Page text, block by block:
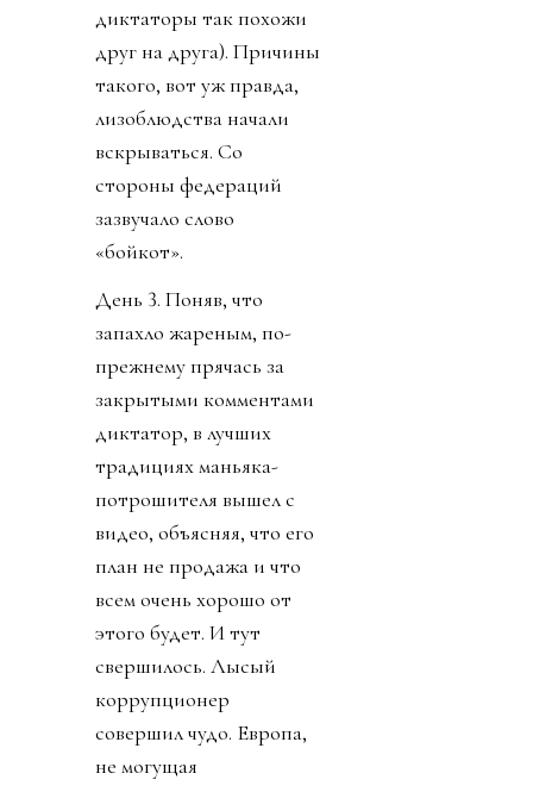
диктаторы так похожи
друг на друга). Причины
такого, вот уж правда,
лизоблюдства начали
вскрываться. Со
стороны федераций
зазвучало слово
«бойкот».
День 3. Поняв, что
запахло жареным, по-
прежнему прячась за
закрытыми комментами
диктатор, в лучших
традициях маньяка-
потрошителя вышел с
видео, объясняя, что его
план не продажа и что
всем очень хорошо от
этого будет. И тут
свершилось. Лысый
коррупционер
совершил чудо. Европа,
не могущая